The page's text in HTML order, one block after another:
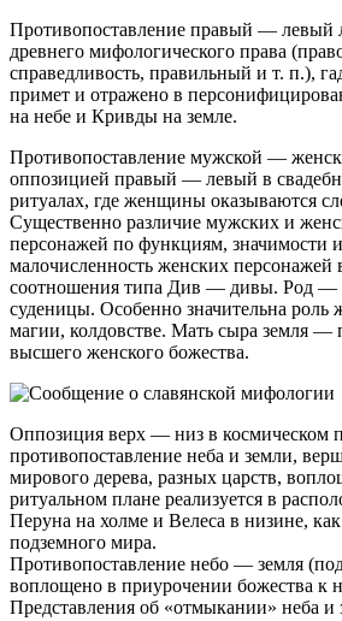
Противопоставление правый — левый
древнего мифологического права
справедливость, правильный и т. п.),
примет и отражено в
на небе и Кривды на земле.
Противопоставление мужской —
оппозицией правый — левый в
ритуалах, где женщины оказываются
Существенно различие мужских и
персонажей по функциям, значимости и
малочисленность женских персонажей
соотношения типа Див — дивы. Род
суденицы. Особенно значительна роль
магии, колдовстве. Мать сыра земля —
высшего женского божества.
Оппозиция верх — низ в космическом
противопоставление неба и земли,
мирового дерева, разных царств,
ритуальном плане реализуется в
Перуна на холме и Велеса в низине,
подземного мира.
Противопоставление небо — земля
воплощено в приурочении божества к
Представления об «отмыкании» неба